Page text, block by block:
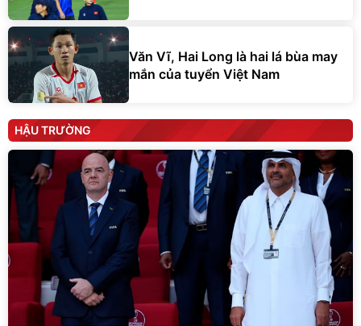
Văn Vĩ, Hai Long là hai lá bùa may
mắn của tuyển Việt Nam
HẬU TRƯỜNG